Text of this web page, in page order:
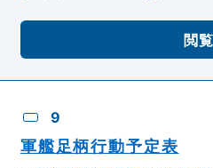
閲覧
9
軍艦足柄行動予定表